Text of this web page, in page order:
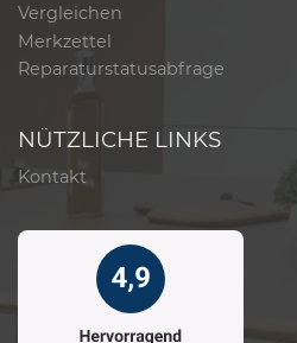
Vergleichen
Merkzettel
Reparaturstatusabfrage
NÜTZLICHE LINKS
Kontakt